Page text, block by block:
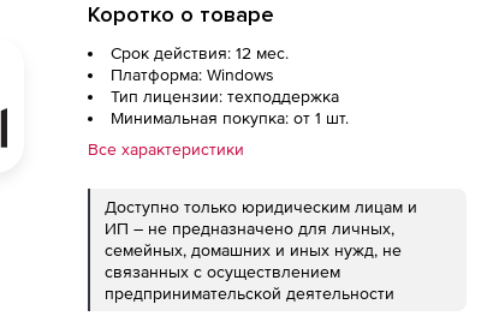
Коротко о товаре
Срок действия: 12 мес.
Платформа: Windows
Тип лицензии: техподдержка
Минимальная покупка: от 1 шт.
Все характеристики
Доступно только юридическим лицам и
ИП – не предназначено для личных,
семейных, домашних и иных нужд, не
связанных с осуществлением
предпринимательской деятельности